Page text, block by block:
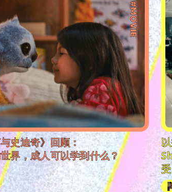
#MOVIE
史迪奇》回顾：
界，成人可以学到什么？